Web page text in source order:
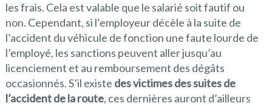
les frais. Cela est valable que le salarié soit fautif ou
non. Cependant, si l’employeur décèle à la suite de
l’accident du véhicule de fonction une faute lourde de
l’employé, les sanctions peuvent aller jusqu’au
licenciement et au remboursement des dégâts
occasionnés. S’il existe des victimes des suites de
l’accident de la route, ces dernières auront d’ailleurs